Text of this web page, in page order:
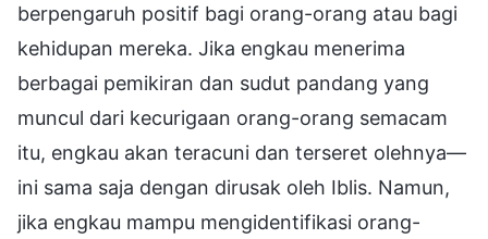
berpengaruh positif bagi orang-orang atau bagi
kehidupan mereka. Jika engkau menerima
berbagai pemikiran dan sudut pandang yang
muncul dari kecurigaan orang-orang semacam
itu, engkau akan teracuni dan terseret olehnya—
ini sama saja dengan dirusak oleh Iblis. Namun,
jika engkau mampu mengidentifikasi orang-